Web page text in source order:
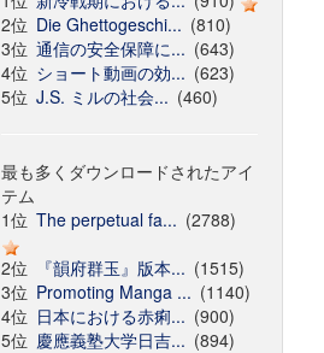
2位 Die Ghettogeschi... (810)
3位 通信の安全保障に... (643)
4位 ショート動画の効... (623)
5位 J.S. ミルの社会... (460)
最も多くダウンロードされたアイ
テム
1位 The perpetual fa... (2788)
2位
『韻府群玉』版本... (1515)
3位 Promoting Manga ... (1140)
4位 日本における赤痢... (900)
5位 慶應義塾大学日吉... (894)